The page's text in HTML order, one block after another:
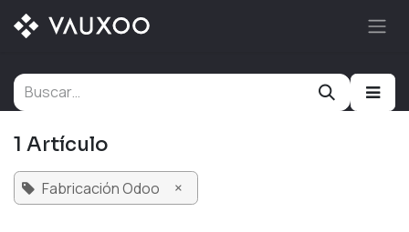
Ir al contenido
1 Artículo
Fabricación Odoo ×